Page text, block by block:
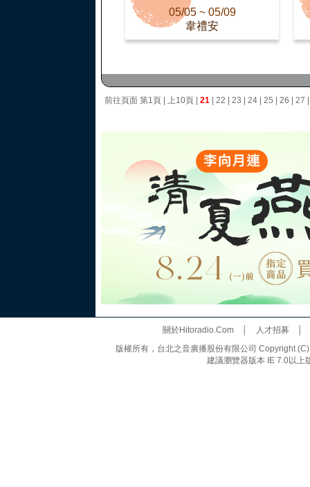
05/05 ~ 05/09
韋禮安
前往頁面 第1頁 上10頁 21 22 23 24 25 26 27
關於Hitoradio.Com│ 人才招募
版權所有，台北之音廣播股份有限公司 Copyright
建議瀏覽器版本 IE 7.0以上